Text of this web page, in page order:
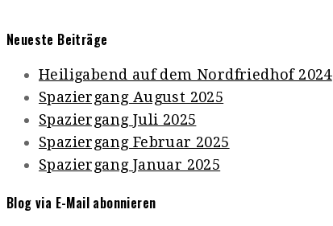
Neueste Beiträge
Heiligabend auf dem Nordfriedhof 2024
Spaziergang August 2025
Spaziergang Juli 2025
Spaziergang Februar 2025
Spaziergang Januar 2025
Blog via E-Mail abonnieren